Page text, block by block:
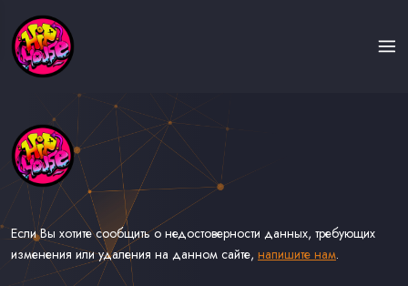
Если Вы хотите сообщить о недостоверности данных, требующих
изменения или удаления на данном сайте, напишите нам.